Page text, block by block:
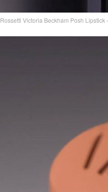
Rossetti Victoria Beckham Posh